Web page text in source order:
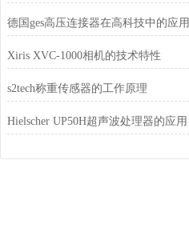
德国ges高压连接器在高科技中的应用
Xiris XVC-1000相机的技术特性
s2tech称重传感器的工作原理
Hielscher UP50H超声波处理器的应用